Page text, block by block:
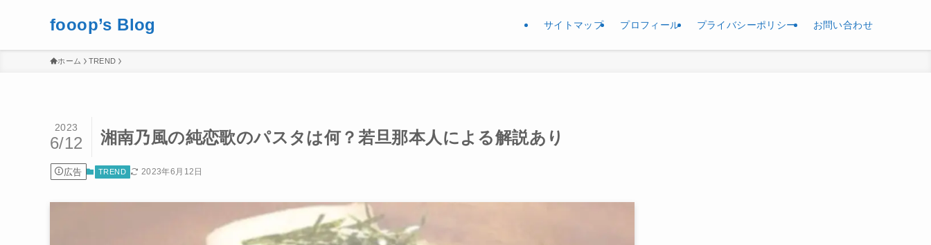
fooop’s Blog サイトマップ プロフィール プライバシーポリシー お問い合わせ
ホーム TREND
湘南乃風の純恋歌のパスタは何？若旦那本人による解説あり
2023
6/12
広告 TREND 2023年6月12日